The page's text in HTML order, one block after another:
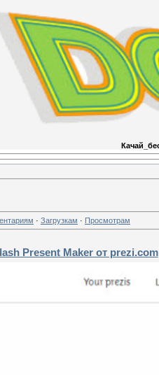
· Загрузкам · Просмотрам
Present Maker от prezi.com